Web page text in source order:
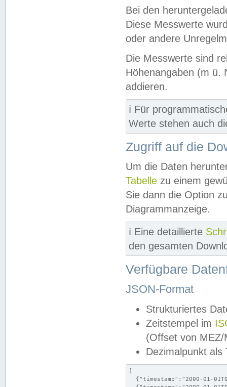
Bei den
Diese Messwerte
oder andere
Die Messwerte sind
Höhenangaben (m ü.
addieren.
ℹ️ Für
Werte stehen auch
Zugriff auf die
Um die Daten
Tabelle zu einem
Sie dann die Option
Diagrammanzeige.
ℹ️ Eine detaillierte
den gesamten
Verfügbare
JSON-Format
Strukturiertes
Zeitstempel im
(Offset von MEZ/
Dezimalpunkt als
[
{"timestamp":"2000-01-